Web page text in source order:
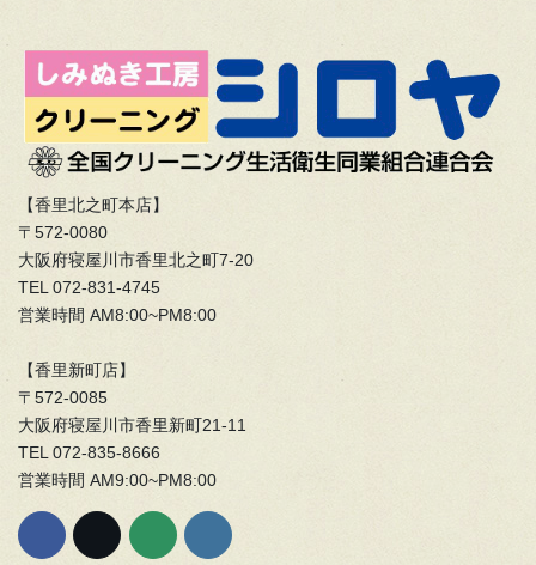
【香里北之町本店】
〒572-0080
大阪府寝屋川市香里北之町7-20
TEL 072-831-4745
営業時間 AM8:00~PM8:00
【香里新町店】
〒572-0085
大阪府寝屋川市香里新町21-11
TEL 072-835-8666
営業時間 AM9:00~PM8:00